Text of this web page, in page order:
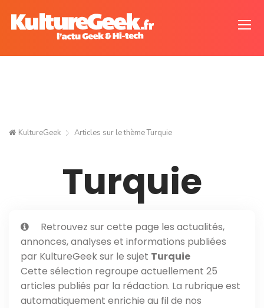
KultureGeek Articles sur le thèmeTurquie
Turquie
Retrouvez sur cette page les actualités,
annonces, analyses et informations publiées
par KultureGeek sur le sujet Turquie
Cette sélection regroupe actuellement 25
articles publiés par la rédaction. La rubrique est
automatiquement enrichie au fil de nos